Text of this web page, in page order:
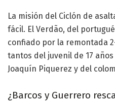
La misión del Ciclón de
fácil. El Verdão, del
confiado por la remontada
tantos del juvenil de 17
Joaquín Piquerez y del
¿Barcos y Guerrero